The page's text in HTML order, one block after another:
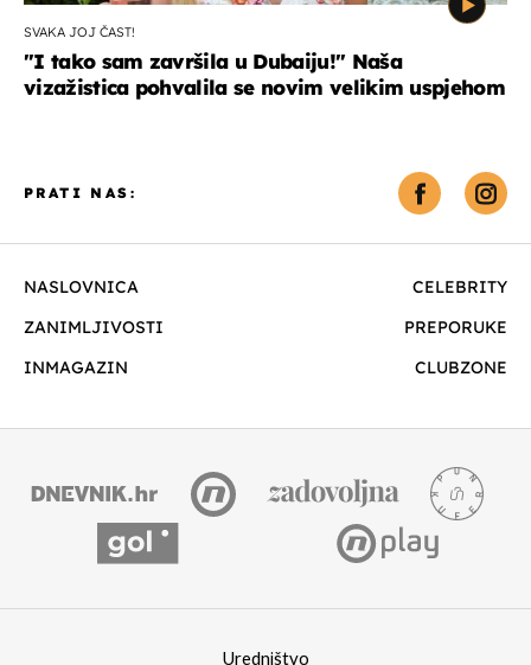
SVAKA JOJ ČAST!
"I tako sam završila u Dubaiju!" Naša
vizažistica pohvalila se novim velikim uspjehom
NASLOVNICA
CELEBRITY
ZANIMLJIVOSTI
PREPORUKE
INMAGAZIN
CLUBZONE
PRATI NAS:
Uredništvo